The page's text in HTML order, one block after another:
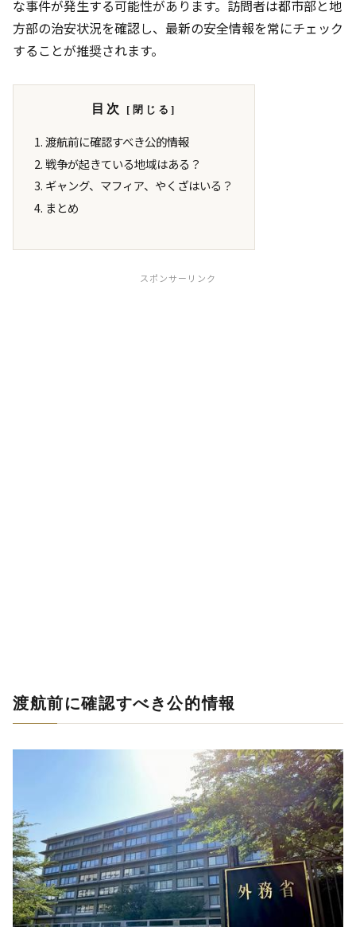
な事件が発生する可能性があります。訪問者は都市部と地
方部の治安状況を確認し、最新の安全情報を常にチェック
することが推奨されます。
目次
渡航前に確認すべき公的情報
戦争が起きている地域はある？
ギャング、マフィア、やくざはいる？
まとめ
スポンサーリンク
渡航前に確認すべき公的情報